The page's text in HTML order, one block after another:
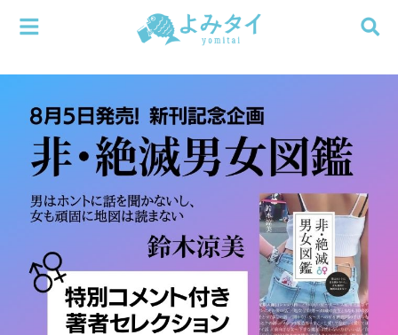
よみタイ
ホーム
新着
連載
新刊
特集
編集部
検索する
メニューを閉じる